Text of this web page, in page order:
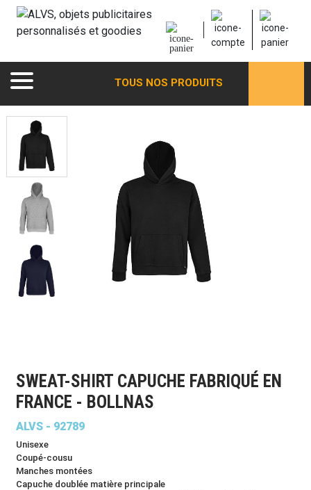
TOUS NOS PRODUITS
SWEAT-SHIRT CAPUCHE FABRIQUÉ EN
FRANCE - BOLLNAS
ALVS - 92789
Unisexe
Coupé-cousu
Manches montées
Capuche doublée matière principale